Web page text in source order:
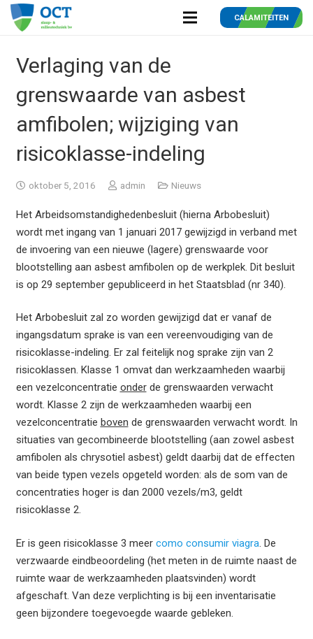
CALAMITEITEN
Verlaging van de
grenswaarde van asbest
amfibolen; wijziging van
risicoklasse-indeling
oktober 5, 2016 admin Nieuws
Het Arbeidsomstandighedenbesluit (hierna Arbobesluit)
wordt met ingang van 1 januari 2017 gewijzigd in verband met
de invoering van een nieuwe (lagere) grenswaarde voor
blootstelling aan asbest amfibolen op de werkplek. Dit besluit
is op 29 september gepubliceerd in het Staatsblad (nr 340).
Het Arbobesluit zal zo worden gewijzigd dat er vanaf de
ingangsdatum sprake is van een vereenvoudiging van de
risicoklasse-indeling. Er zal feitelijk nog sprake zijn van 2
risicoklassen. Klasse 1 omvat dan werkzaamheden waarbij
een vezelconcentratie onderde grenswaarden verwacht
wordt. Klasse 2 zijn de werkzaamheden waarbij een
vezelconcentratie boven de grenswaarden verwacht wordt. In
situaties van gecombineerde blootstelling (aan zowel asbest
amfibolen als chrysotiel asbest) geldt daarbij dat de effecten
van beide typen vezels opgeteld worden: als de som van de
concentraties hoger is dan 2000 vezels/m3, geldt
risicoklasse 2.
Er is geen risicoklasse 3 meer como consumir viagra. De
verzwaarde eindbeoordeling (het meten in de ruimte naast de
ruimte waar de werkzaamheden plaatsvinden) wordt
afgeschaft. Van deze verplichting is bij een inventarisatie
geen bijzondere toegevoegde waarde gebleken.